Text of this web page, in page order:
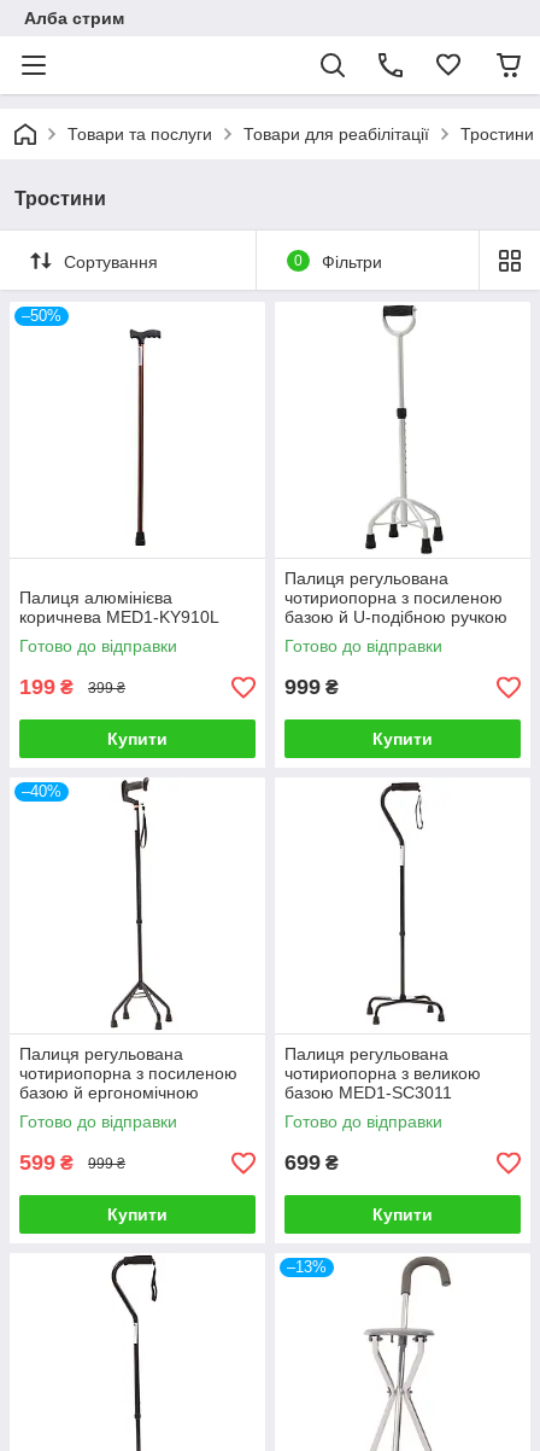
Алба стрим
Товари та послуги Товари для реабілітації Тростини
Тростини
Сортування 0 Фільтри
–50%
Палиця алюмінієва
коричнева MED1-KY910L
Готово до відправки
199 ₴ 399 ₴
Купити
Палиця регульована
чотириопорна з посиленою
базою й U-подібною ручкою
покращена MED1-SC3201
Готово до відправки
999 ₴
Купити
–40%
Палиця регульована
чотириопорна з посиленою
базою й ергономічною
ручкою MED1-SC3021
Готово до відправки
599 ₴ 999 ₴
Купити
Палиця регульована
чотириопорна з великою
базою MED1-SC3011
Готово до відправки
699 ₴
Купити
–13%